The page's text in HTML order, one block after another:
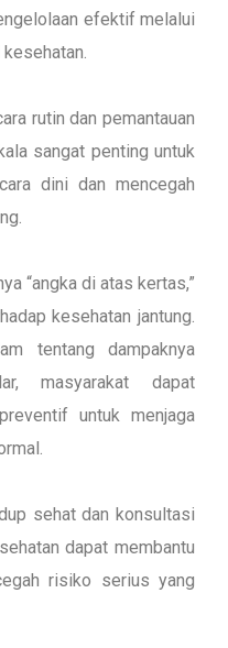
efektif melalui
rutin dan pemantauan
sangat penting untuk
dini dan mencegah
“angka di atas kertas,”
kesehatan jantung.
tentang dampaknya
masyarakat dapat
untuk menjaga
sehat dan konsultasi
dapat membantu
risiko serius yang